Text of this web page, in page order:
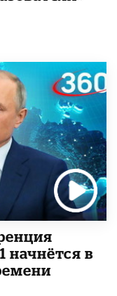
начнётся в